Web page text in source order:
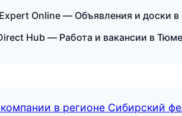
Online — Объявления и доски в
Hub — Работа и вакансии в
в регионе Сибирский